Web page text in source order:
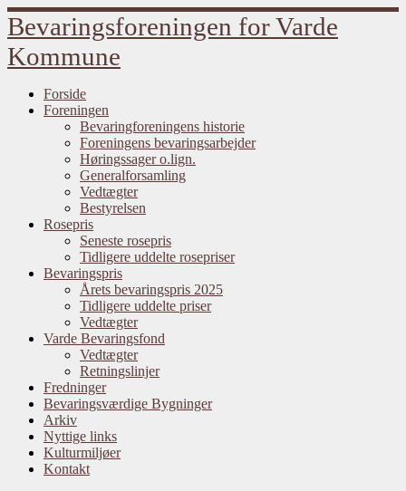
Fortsæt
til
indhold
Bevaringsforeningen for Varde
Kommune
Forside
Foreningen
Bevaringforeningens historie
Foreningens bevaringsarbejder
Høringssager o.lign.
Generalforsamling
Vedtægter
Bestyrelsen
Rosepris
Seneste rosepris
Tidligere uddelte rosepriser
Bevaringspris
Årets bevaringspris 2025
Tidligere uddelte priser
Vedtægter
Varde Bevaringsfond
Vedtægter
Retningslinjer
Fredninger
Bevaringsværdige Bygninger
Arkiv
Nyttige links
Kulturmiljøer
Kontakt